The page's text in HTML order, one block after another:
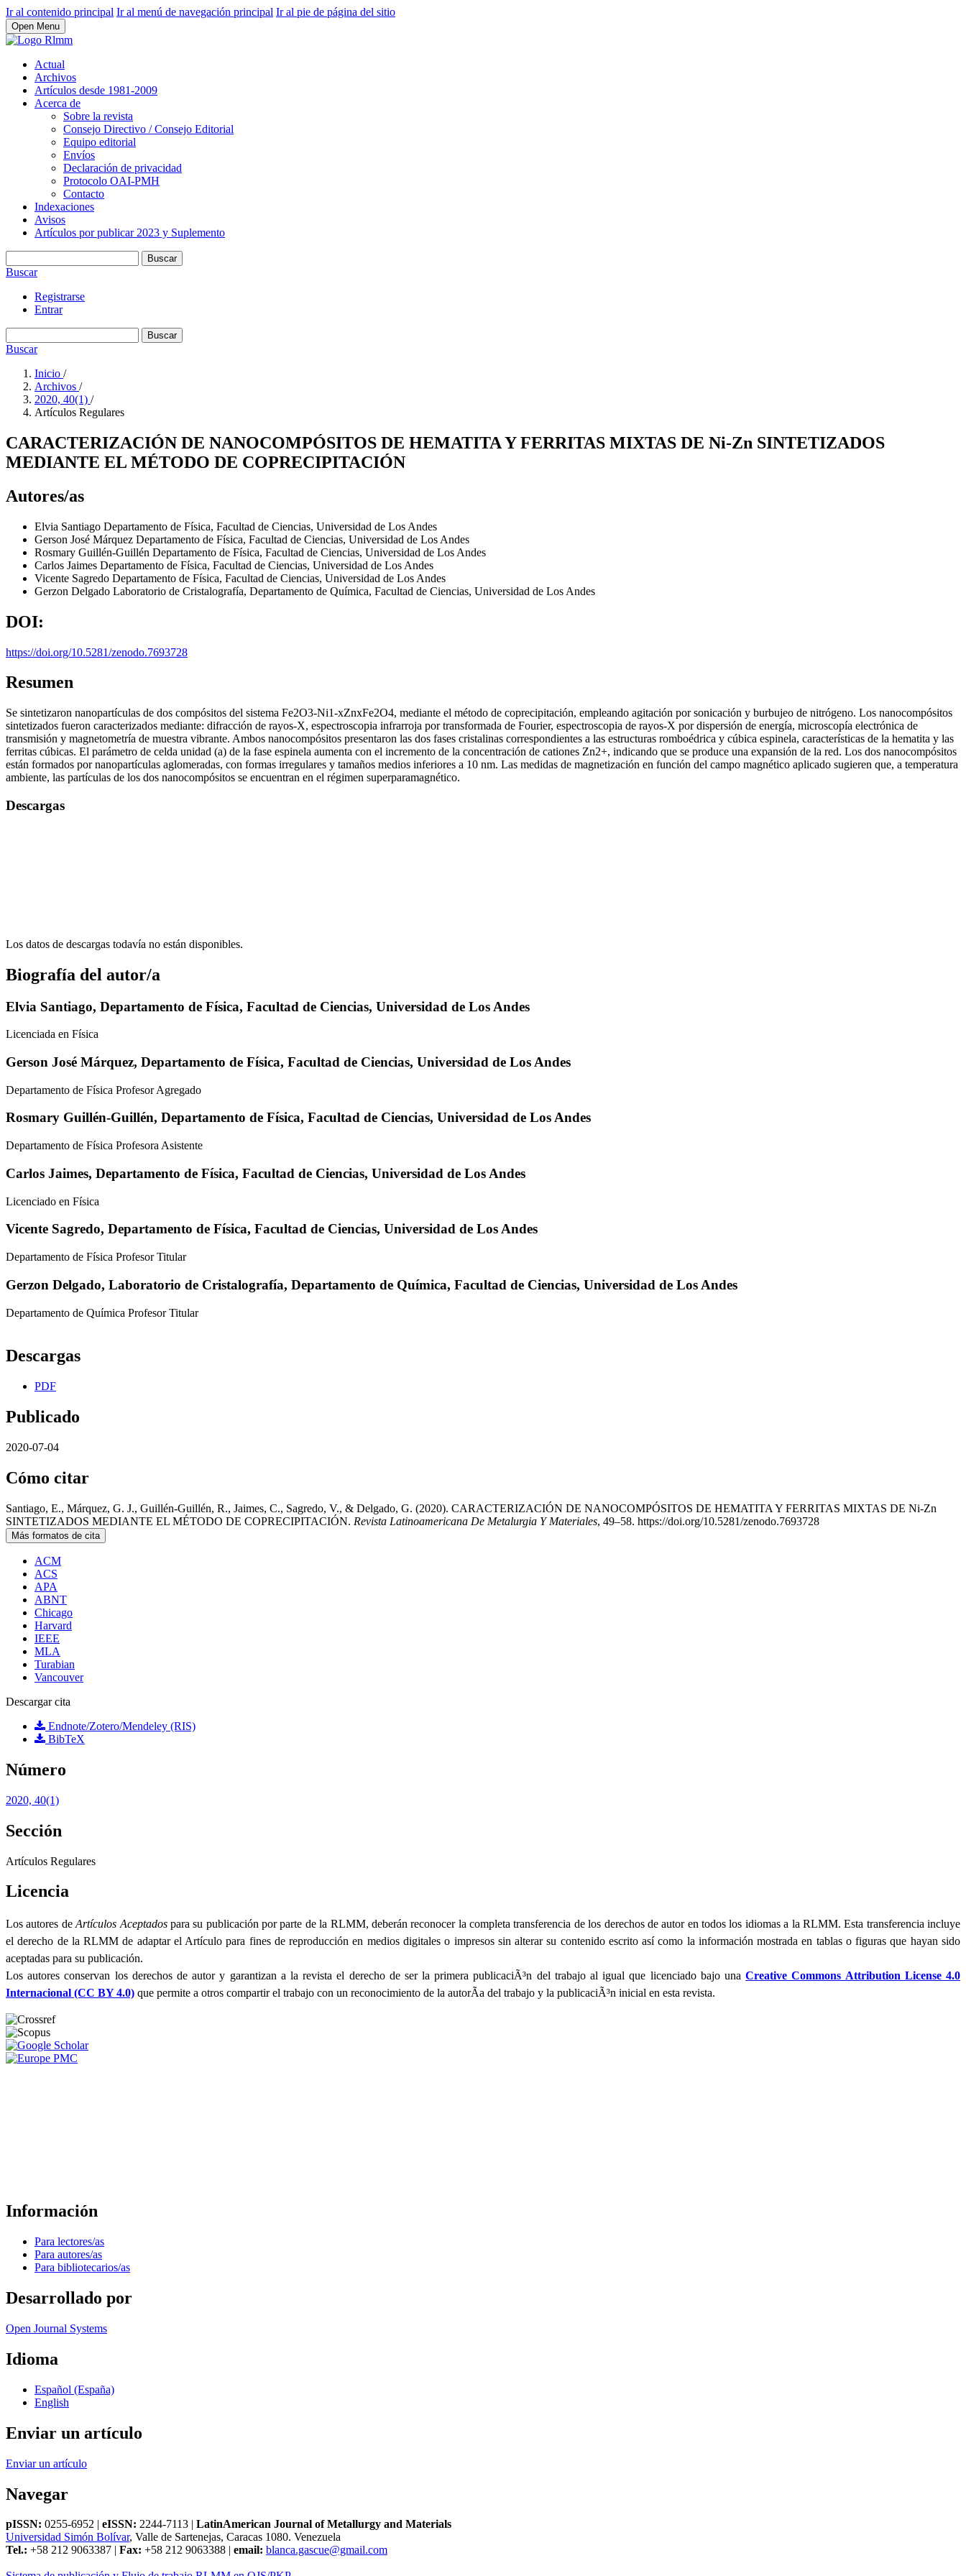
Ir al contenido principal Ir al menú de navegación principal Ir al pie de página del sitio
Open Menu
Actual
Archivos
Artículos desde 1981-2009
Acerca de
Sobre la revista
Consejo Directivo / Consejo Editorial
Equipo editorial
Envíos
Declaración de privacidad
Protocolo OAI-PMH
Contacto
Indexaciones
Avisos
Artículos por publicar 2023 y Suplemento
Buscar
Buscar
Registrarse
Entrar
Buscar
Buscar
Inicio /
Archivos /
2020, 40(1) /
Artí­culos Regulares
CARACTERIZACIÓN DE NANOCOMPÓSITOS DE HEMATITA Y FERRITAS MIXTAS DE Ni-Zn SINTETIZADOS
MEDIANTE EL MÉTODO DE COPRECIPITACIÓN
Autores/as
Elvia Santiago Departamento de Física, Facultad de Ciencias, Universidad de Los Andes
Gerson José Márquez Departamento de Fí­sica, Facultad de Ciencias, Universidad de Los Andes
Rosmary Guillén-Guillén Departamento de Fí­sica, Facultad de Ciencias, Universidad de Los Andes
Carlos Jaimes Departamento de Física, Facultad de Ciencias, Universidad de Los Andes
Vicente Sagredo Departamento de Física, Facultad de Ciencias, Universidad de Los Andes
Gerzon Delgado Laboratorio de Cristalografía, Departamento de Quí­mica, Facultad de Ciencias, Universidad de Los Andes
DOI:
https://doi.org/10.5281/zenodo.7693728
Resumen
Se sintetizaron nanopartículas de dos compósitos del sistema Fe2O3-Ni1-xZnxFe2O4, mediante el método de coprecipitación, empleando agitación por sonicación y burbujeo de nitrógeno. Los nanocompósitos
sintetizados fueron caracterizados mediante: difracción de rayos-X, espectroscopia infrarroja por transformada de Fourier, espectroscopia de rayos-X por dispersión de energía, microscopía electrónica de
transmisión y magnetometría de muestra vibrante. Ambos nanocompósitos presentaron las dos fases cristalinas correspondientes a las estructuras romboédrica y cúbica espinela, características de la hematita y las
ferritas cúbicas. El parámetro de celda unidad (a) de la fase espinela aumenta con el incremento de la concentración de cationes Zn2+, indicando que se produce una expansión de la red. Los dos nanocompósitos
están formados por nanopartículas aglomeradas, con formas irregulares y tamaños medios inferiores a 10 nm. Las medidas de magnetización en función del campo magnético aplicado sugieren que, a temperatura
ambiente, las partículas de los dos nanocompósitos se encuentran en el régimen superparamagnético.
Descargas
Los datos de descargas todavía no están disponibles.
Biografía del autor/a
Elvia Santiago, Departamento de Física, Facultad de Ciencias, Universidad de Los Andes
Licenciada en Física
Gerson José Márquez, Departamento de Fí­sica, Facultad de Ciencias, Universidad de Los Andes
Departamento de Fí­sica Profesor Agregado
Rosmary Guillén-Guillén, Departamento de Fí­sica, Facultad de Ciencias, Universidad de Los Andes
Departamento de Fí­sica Profesora Asistente
Carlos Jaimes, Departamento de Física, Facultad de Ciencias, Universidad de Los Andes
Licenciado en Fí­sica
Vicente Sagredo, Departamento de Física, Facultad de Ciencias, Universidad de Los Andes
Departamento de Física Profesor Titular
Gerzon Delgado, Laboratorio de Cristalografía, Departamento de Quí­mica, Facultad de Ciencias, Universidad de Los Andes
Departamento de Quí­mica Profesor Titular
Descargas
PDF
Publicado
2020-07-04
Cómo citar
Santiago, E., Márquez, G. J., Guillén-Guillén, R., Jaimes, C., Sagredo, V., & Delgado, G. (2020). CARACTERIZACIÓN DE NANOCOMPÓSITOS DE HEMATITA Y FERRITAS MIXTAS DE Ni-Zn
SINTETIZADOS MEDIANTE EL MÉTODO DE COPRECIPITACIÓN. Revista Latinoamericana De Metalurgia Y Materiales, 49–58. https://doi.org/10.5281/zenodo.7693728
Más formatos de cita
ACM
ACS
APA
ABNT
Chicago
Harvard
IEEE
MLA
Turabian
Vancouver
Descargar cita
Endnote/Zotero/Mendeley (RIS)
BibTeX
Número
2020, 40(1)
Sección
Artí­culos Regulares
Licencia
Los autores deArtículos Aceptadospara su publicación por parte de la RLMM, deberán reconocer la completa transferencia de los derechos de autor en todos los idiomas a la RLMM. Esta transferencia incluye
el derecho de la RLMM de adaptar el Artículo para fines de reproducción en medios digitales o impresos sin alterar su contenido escrito así como la información mostrada en tablas o figuras que hayan sido
aceptadas para su publicación.
Los autores conservan los derechos de autor y garantizan a la revista el derecho de ser la primera publicaciÃ³n del trabajo al igual que licenciado bajo unaCreative Commons Attribution License 4.0
Internacional (CC BY 4.0) que permite a otros compartir el trabajo con un reconocimiento de la autorÃ­a del trabajo y la publicaciÃ³n inicial en esta revista.
Información
Para lectores/as
Para autores/as
Para bibliotecarios/as
Desarrollado por
Open Journal Systems
Idioma
Español (España)
English
Enviar un artículo
Enviar un artículo
Navegar
pISSN: 0255-6952 | eISSN: 2244-7113 | LatinAmerican Journal of Metallurgy and Materials
Universidad Simón Bolívar, Valle de Sartenejas, Caracas 1080. Venezuela
Tel.: +58 212 9063387 | Fax: +58 212 9063388 | email: blanca.gascue@gmail.com